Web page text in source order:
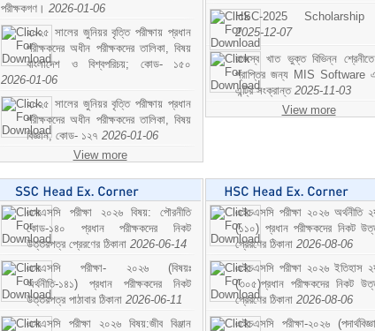
পরীক্ষকগণ। 2026-01-06
২০২৫ সালের জুনিয়র বৃত্তি পরীক্ষায় প্রধান
পরীক্ষকদের অধীন পরীক্ষকদের তালিকা, বিষয়
বাংলাদেশ ও বিশ্বপরিচয়; কোড- ১৫০
2026-01-06
২০২৫ সালের জুনিয়র বৃত্তি পরীক্ষায় প্রধান
পরীক্ষকদের অধীন পরীক্ষকদের তালিকা, বিষয়
বিজ্ঞান; কোড- ১২৭ 2026-01-06
View more
HSC-2025
2025-12-07
রাজস্ব খাত ভুক্ত বিভিন্ন
প্রাপ্তির জন্য MIS Software
এন্ট্রি সংক্রান্ত 2025-11-03
View more
এসএসসি পরীক্ষা ২০২৬ বিষয়: পৌরনীতি
কোড-১৪০ প্রধান পরীক্ষকদের নিকট
উত্তরপত্র প্রেরণের ঠিকানা 2026-06-14
এসএসসি পরীক্ষা- ২০২৬ (বিষয়ঃ
অর্থনীতি-১৪১) প্রধান পরীক্ষকদের নিকট
উত্তরপত্র পাঠাবার ঠিকানা 2026-06-11
এসএসসি পরীক্ষা ২০২৬ বিষয়:জীব বিঞ্জান
এইচএসসি পরীক্ষা ২০২৬ অর্থনীতি
(১১০) প্রধান পরীক্ষকদের নিকট
প্রেরণের ঠিকানা 2026-08-06
এইচএসসি পরীক্ষা ২০২৬ ইতিহাস
(৩০৫)প্রধান পরীক্ষকদের নিকট
প্রেরণের ঠিকানা 2026-08-06
এইচএসসি পরীক্ষা-২০২৬